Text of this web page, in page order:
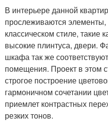
В интерьере данной
прослеживаются элементы,
классическом стиле, такие
высокие плинтуса, двери.
шкафа так же
помещения. Проект в этом
строгое построение
гармоничном сочетании
приемлет контрастных
резких тонов.